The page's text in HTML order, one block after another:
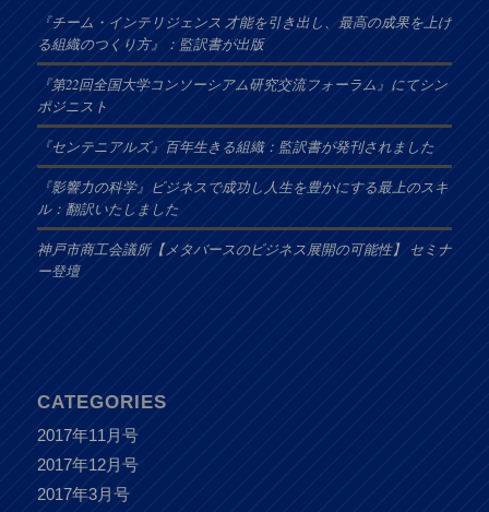
『チーム・インテリジェンス 才能を引き出し、最高の成果を上げ
る組織のつくり方』：監訳書が出版
『第22回全国大学コンソーシアム研究交流フォーラム』にてシン
ポジニスト
『センテニアルズ』百年生きる組織：監訳書が発刊されました
『影響力の科学』ビジネスで成功し人生を豊かにする最上のスキ
ル：翻訳いたしました
神戸市商工会議所【メタバースのビジネス展開の可能性】 セミナ
ー登壇
CATEGORIES
2017年11月号
2017年12月号
2017年3月号